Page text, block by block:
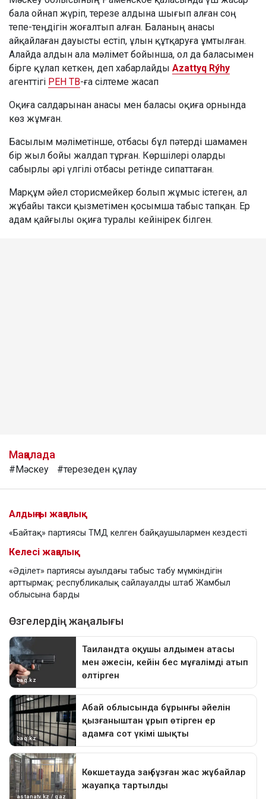
бала ойнап жүріп, терезе алдына шығып алған соң
тепе-теңдігін жоғалтып алған. Баланың анасы
айқайлаған дауысты естіп, ұлын құтқаруға ұмтылған.
Алайда алдын ала мәлімет бойынша, ол да баласымен
бірге құлап кеткен, деп хабарлайды Azattyq Rýhy
агенттігі РЕН ТВ-ға сілтеме жасап
Оқиға салдарынан анасы мен баласы оқиға орнында
көз жұмған.
Басылым мәліметінше, отбасы бұл пәтерді шамамен
бір жыл бойы жалдап тұрған. Көршілері оларды
сабырлы әрі үлгілі отбасы ретінде сипаттаған.
Марқұм әйел сторисмейкер болып жұмыс істеген, ал
жұбайы такси қызметімен қосымша табыс тапқан. Ер
адам қайғылы оқиға туралы кейінірек білген.
Мақалада
#Мәскеу #терезеден құлау
Алдыңғы жаңалық
«Байтақ» партиясы ТМД келген байқаушылармен кездесті
Келесі жаңалық
«Әділет» партиясы ауылдағы табыс табу мүмкіндігін
арттырмақ: республикалық сайлауалды штаб Жамбыл
облысына барды